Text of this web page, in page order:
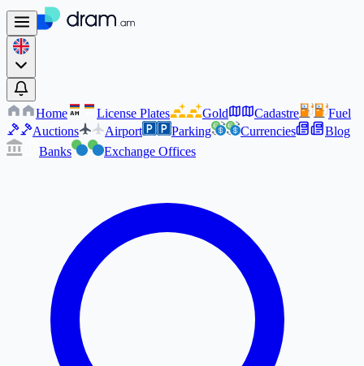
Home AM License Plates Gold Cadastre
Fuel
Auctions
Airport Parking Currencies
Blog
Banks
Exchange Offices